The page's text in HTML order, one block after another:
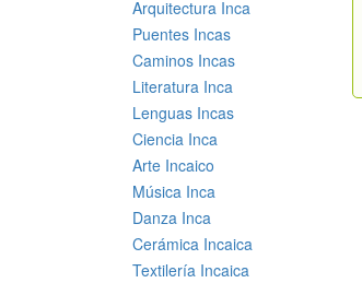
Arquitectura Inca
Puentes Incas
Caminos Incas
Literatura Inca
Lenguas Incas
Ciencia Inca
Arte Incaico
Música Inca
Danza Inca
Cerámica Incaica
Textilería Incaica